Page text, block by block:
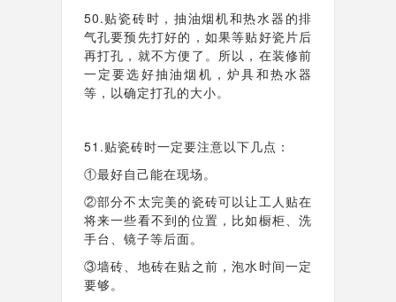
50.贴瓷砖时，抽油烟机和热水器的排
气孔要预先打好的，如果等贴好瓷片后
再打孔，就不方便了。所以，在装修前
一定要选好抽油烟机，炉具和热水器
等，以确定打孔的大小。
51.贴瓷砖时一定要注意以下几点：
①最好自己能在现场。
②部分不太完美的瓷砖可以让工人贴在
将来一些看不到的位置，比如橱柜、洗
手台、镜子等后面。
③墙砖、地砖在贴之前，泡水时间一定
要够。